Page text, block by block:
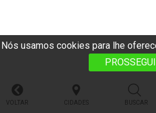
Nós usamos cookies para lhe
VOLTAR CIDADES BUSCAR